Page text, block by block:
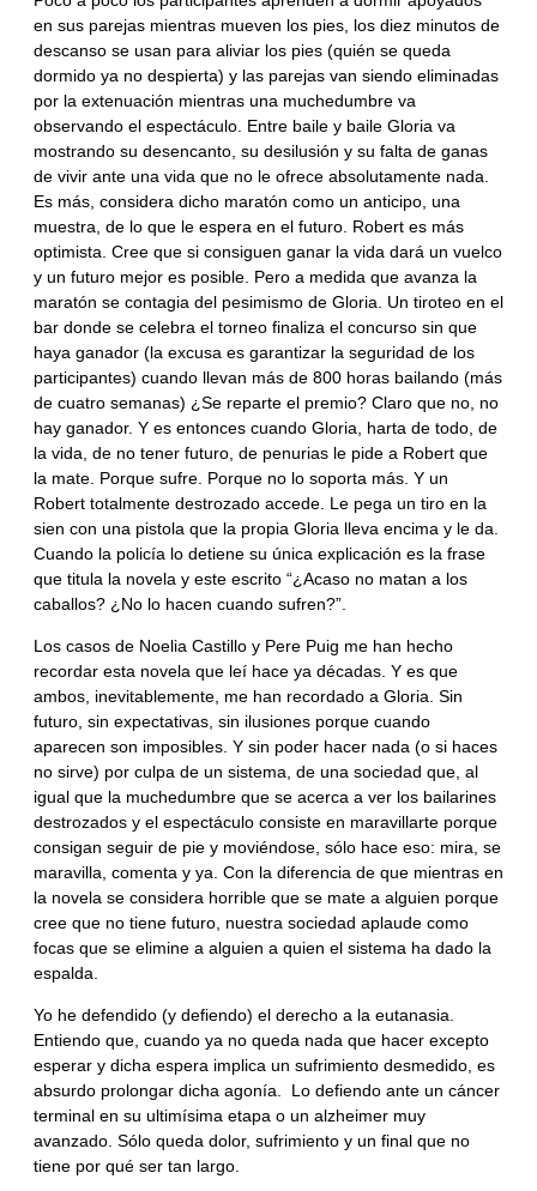
en sus parejas mientras mueven los pies, los diez minutos de
descanso se usan para aliviar los pies (quién se queda
dormido ya no despierta) y las parejas van siendo eliminadas
por la extenuación mientras una muchedumbre va
observando el espectáculo. Entre baile y baile Gloria va
mostrando su desencanto, su desilusión y su falta de ganas
de vivir ante una vida que no le ofrece absolutamente nada.
Es más, considera dicho maratón como un anticipo, una
muestra, de lo que le espera en el futuro. Robert es más
optimista. Cree que si consiguen ganar la vida dará un vuelco
y un futuro mejor es posible. Pero a medida que avanza la
maratón se contagia del pesimismo de Gloria. Un tiroteo en el
bar donde se celebra el torneo finaliza el concurso sin que
haya ganador (la excusa es garantizar la seguridad de los
participantes) cuando llevan más de 800 horas bailando (más
de cuatro semanas) ¿Se reparte el premio? Claro que no, no
hay ganador. Y es entonces cuando Gloria, harta de todo, de
la vida, de no tener futuro, de penurias le pide a Robert que
la mate. Porque sufre. Porque no lo soporta más. Y un
Robert totalmente destrozado accede. Le pega un tiro en la
sien con una pistola que la propia Gloria lleva encima y le da.
Cuando la policía lo detiene su única explicación es la frase
que titula la novela y este escrito “¿Acaso no matan a los
caballos? ¿No lo hacen cuando sufren?”.
Los casos de Noelia Castillo y Pere Puig me han hecho
recordar esta novela que leí hace ya décadas. Y es que
ambos, inevitablemente, me han recordado a Gloria. Sin
futuro, sin expectativas, sin ilusiones porque cuando
aparecen son imposibles. Y sin poder hacer nada (o si haces
no sirve) por culpa de un sistema, de una sociedad que, al
igual que la muchedumbre que se acerca a ver los bailarines
destrozados y el espectáculo consiste en maravillarte porque
consigan seguir de pie y moviéndose, sólo hace eso: mira, se
maravilla, comenta y ya. Con la diferencia de que mientras en
la novela se considera horrible que se mate a alguien porque
cree que no tiene futuro, nuestra sociedad aplaude como
focas que se elimine a alguien a quien el sistema ha dado la
espalda.
Yo he defendido (y defiendo) el derecho a la eutanasia.
Entiendo que, cuando ya no queda nada que hacer excepto
esperar y dicha espera implica un sufrimiento desmedido, es
absurdo prolongar dicha agonía. Lo defiendo ante un cáncer
terminal en su ultimísima etapa o un alzheimer muy
avanzado. Sólo queda dolor, sufrimiento y un final que no
tiene por qué ser tan largo.